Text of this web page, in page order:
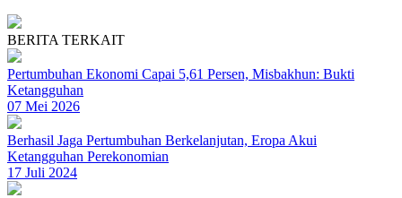
BERITA TERKAIT
Pertumbuhan Ekonomi Capai 5,61 Persen, Misbakhun: Bukti
Ketangguhan
07 Mei 2026
Berhasil Jaga Pertumbuhan Berkelanjutan, Eropa Akui
Ketangguhan Perekonomian
17 Juli 2024